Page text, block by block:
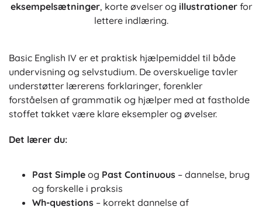
eksempelsætninger, korte øvelser og illustrationerfor
lettere indlæring.
Basic English IV er et praktisk hjælpemiddel til både
undervisning og selvstudium. De overskuelige tavler
understøtter lærerens forklaringer, forenkler
forståelsen af grammatik og hjælper med at fastholde
stoffet takket være klare eksempler og øvelser.
Det lærer du:
Past Simple og Past Continuous – dannelse, brug
og forskelle i praksis
Wh-questions – korrekt dannelse af